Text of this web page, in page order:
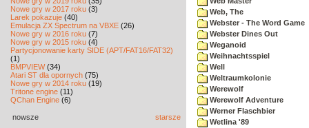
Nowe gry w 2017 roku (3)
Larek pokazuje (40)
Emulacja ZX Spectrum na VBXE (26)
Nowe gry w 2016 roku (7)
Nowe gry w 2015 roku (4)
Partycjonowanie karty SIDE (APT/FAT16/FAT32)
(1)
BMPVIEW(34)
Atari ST dla opornych (75)
Nowe gry w 2014 roku (19)
Tritone engine (11)
QChan Engine (6)
nowsze starsze
Web, The
Webster - The Word Game
Webster Dines Out
Weganoid
Weihnachtsspiel
Well
Weltraumkolonie
Werewolf
Werewolf Adventure
Werner Flaschbier
Wetlina '89